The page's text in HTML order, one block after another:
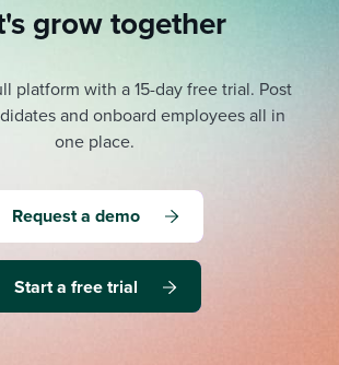
grow together
platform with a 15-day free trial. Post
and onboard employees all in
one place.
Request a demo
Start a free trial